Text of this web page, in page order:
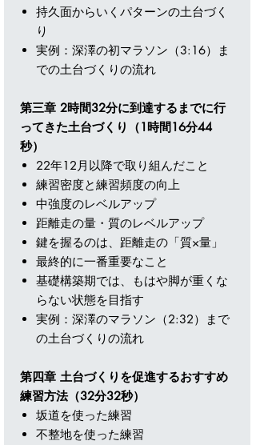
持久面からいくパターンの土台づく
り
実例：深澤の初マラソン（3:16）ま
での土台づくりの流れ
第三章 2時間32分に到達するまでに行
ってきた土台づくり（1時間16分44
秒）
22年12月以降で取り組んだこと
練習密度と練習頻度の向上
中強度のレベルアップ
距離走の量・質のレベルアップ
鍵を握るのは、距離走の「質×量」
最終的に一番重要なこと
基礎構築期では、もはや脚が重くな
らない状態を目指す
実例：深澤のマラソン（2:32）まで
の土台づくりの流れ
第四章 土台づくりを促進するおすすめ
練習方法（32分32秒）
坂道を使った練習
不整地を使った練習